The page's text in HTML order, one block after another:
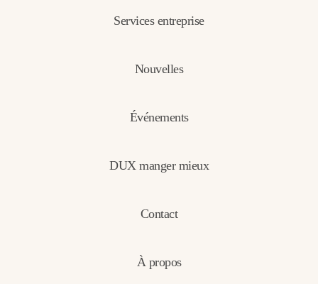
Services entreprise
Nouvelles
Événements
DUX manger mieux
Contact
À propos